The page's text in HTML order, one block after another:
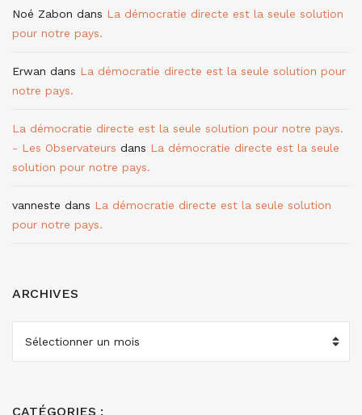
Noé Zabon dans La démocratie directe est la seule solution
pour notre pays.
Erwan dans La démocratie directe est la seule solution pour
notre pays.
La démocratie directe est la seule solution pour notre pays.
- Les Observateurs dans La démocratie directe est la seule
solution pour notre pays.
vanneste dans La démocratie directe est la seule solution
pour notre pays.
ARCHIVES
CATÉGORIES :